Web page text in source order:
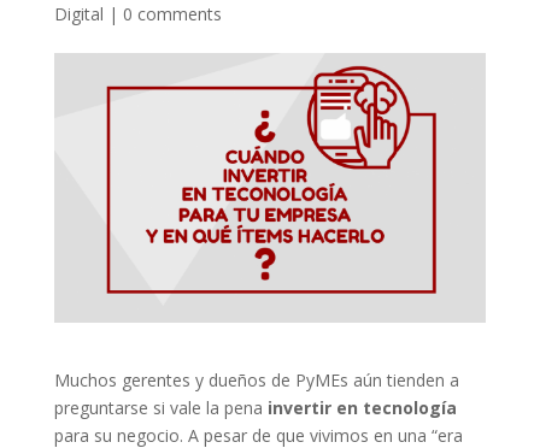
Digital | 0 comments
Muchos gerentes y dueños de PyMEs aún tienden a
preguntarse si vale la pena invertir en tecnología
para su negocio. A pesar de que vivimos en una “era